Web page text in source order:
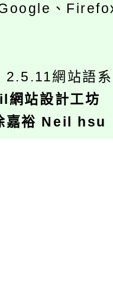
、
2.5.11網站語
網站設計工坊
嘉裕 Neil hsu